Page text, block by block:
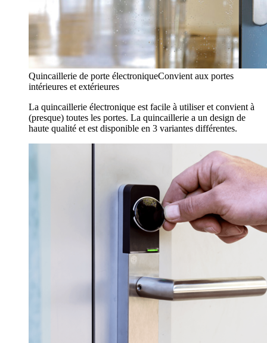
Quincaillerie de porte électroniqueConvient aux portes
intérieures et extérieures
La quincaillerie électronique est facile à utiliser et convient à
(presque) toutes les portes. La quincaillerie a un design de
haute qualité et est disponible en 3 variantes différentes.